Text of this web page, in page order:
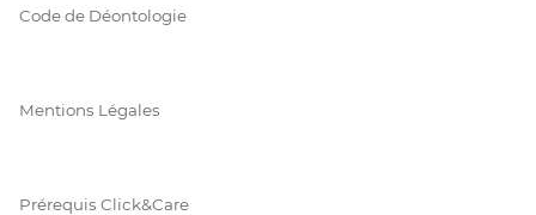
Code de Déontologie
Mentions Légales
Prérequis Click&Care